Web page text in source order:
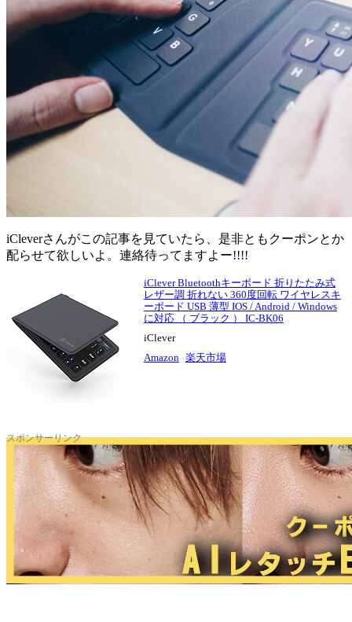
iCleverさんがこの記事を見ていたら、是非ともクーポンとか
配らせて欲しいよ。連絡待ってますよー!!!!
iClever Bluetoothキーボード 折りたたみ式
レザー調 折れない 360度回転 ワイヤレスキ
ーボード USB 薄型 IOS / Android / Windows
に対応 （ ブラック ） IC-BK06
iClever
Amazon 楽天市場